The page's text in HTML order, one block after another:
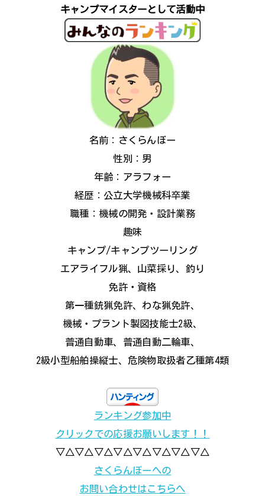
キャンプマイスターとして活動中
名前：さくらんぼー
性別：男
年齢：アラフォー
経歴：公立大学機械科卒業
職種：機械の開発・設計業務
趣味
キャンプ/キャンプツーリング
エアライフル猟、山菜採り、釣り
免許・資格
第一種銃猟免許、わな猟免許、
機械・プラント製図技能士2級、
普通自動車、普通自動二輪車、
2級小型船舶操縦士、危険物取扱者乙種第4類
ランキング参加中
クリックでの応援お願いします！！
▽△▽△▽△▽△▽△▽△▽△▽△
さくらんぼーへの
お問い合わせはこちらへ